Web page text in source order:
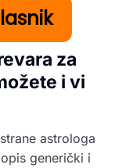
za
i vi
astrologa
generički i